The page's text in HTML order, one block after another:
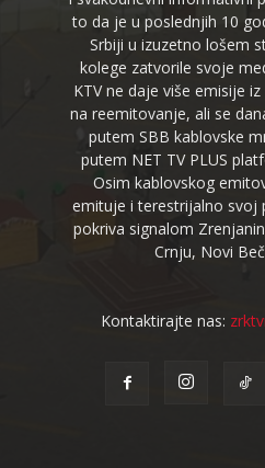
to da je u poslednjih 10
Srbiji u izuzetno lošem
kolege zatvorile svoje
KTV ne daje više emisije
na reemitovanje, ali se
putem SBB kablovske
putem NET TV PLUS
Osim kablovskog
emituje i terestrijalno svoj
pokriva signalom
Crnju, Novi
Kontaktirajte nas: